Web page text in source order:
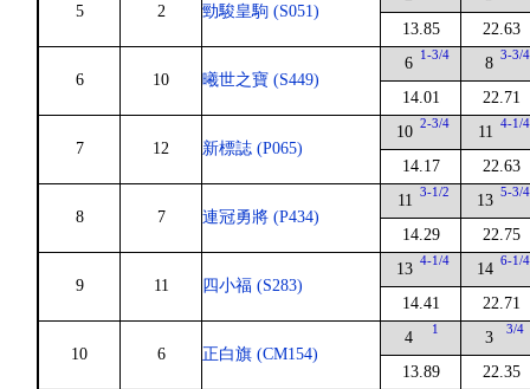
5 2 勁駿皇駒 (S051)
13.85 22.63
6 10 曦世之寶 (S449)
6 1-3/4
14.01
8 3-3/4
22.71
7 12 新標誌 (P065)
10 2-3/4
14.17
11 4-1/4
22.63
8 7 連冠勇將 (P434)
11 3-1/2
14.29
13 5-3/4
22.75
9 11 四小福 (S283)
13 4-1/4
14.41
14 6-1/4
22.71
10 6 正白旗 (CM154)
4 1
13.89
3 3/4
22.35